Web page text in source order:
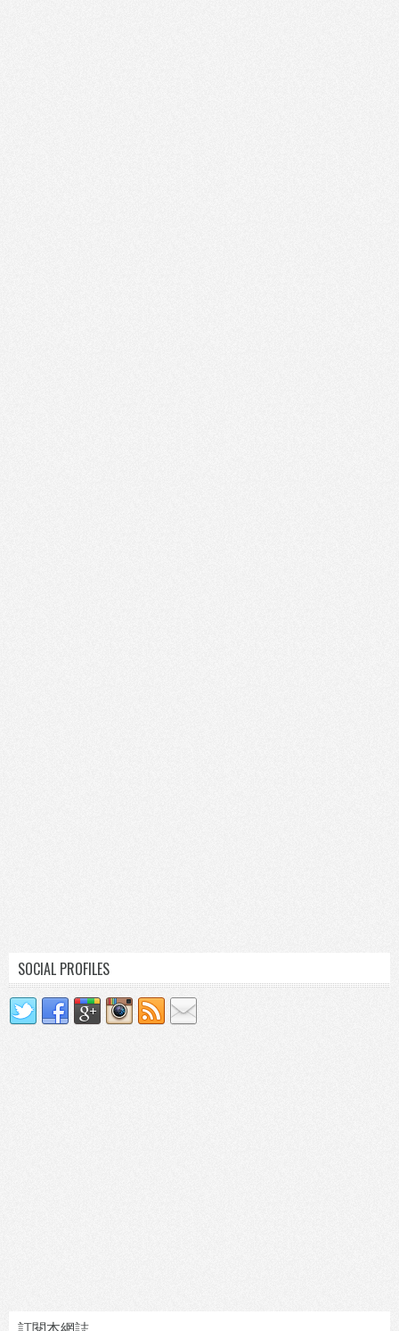
SOCIAL PROFILES